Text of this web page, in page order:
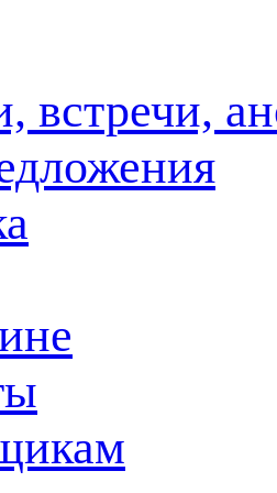
встречи,